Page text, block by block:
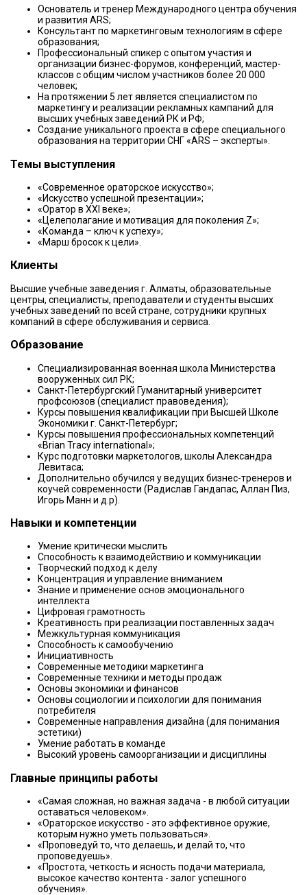
Основатель и тренер Международного центра обучения
и развития ARS;
Консультант по маркетинговым технологиям в сфере
образования;
Профессиональный спикер с опытом участия и
организации бизнес-форумов, конференций, мастер-
классов с общим числом участников более 20 000
человек;
На протяжении 5 лет является специалистом по
маркетингу и реализации рекламных кампаний для
высших учебных заведений РК и РФ;
Создание уникального проекта в сфере специального
образования на территории СНГ «ARS – эксперты».
Темы выступления
«Современное ораторское искусство»;
«Искусство успешной презентации»;
«Оратор в XXI веке»;
«Целеполагание и мотивация для поколения Z»;
«Команда – ключ к успеху»;
«Марш бросок к цели».
Клиенты
Высшие учебные заведения г. Алматы, образовательные
центры, специалисты, преподаватели и студенты высших
учебных заведений по всей стране, сотрудники крупных
компаний в сфере обслуживания и сервиса.
Образование
Специализированная военная школа Министерства
вооруженных сил РК;
Санкт-Петербургский Гуманитарный университет
профсоюзов (специалист правоведения);
Курсы повышения квалификации при Высшей Школе
Экономики г. Санкт-Петербург;
Курсы повышения профессиональных компетенций
«Brian Tracy international»;
Курс подготовки маркетологов, школы Александра
Левитаса;
Дополнительно обучился у ведущих бизнес-тренеров и
коучей современности (Радислав Гандапас, Аллан Пиз,
Игорь Манн и д.р).
Навыки и компетенции
Умение критически мыслить
Способность к взаимодействию и коммуникации
Творческий подход к делу
Концентрация и управление вниманием
Знание и применение основ эмоционального
интеллекта
Цифровая грамотность
Креативность при реализации поставленных задач
Межкультурная коммуникация
Способность к самообучению
Инициативность
Современные методики маркетинга
Современные техники и методы продаж
Основы экономики и финансов
Основы социологии и психологии для понимания
потребителя
Современные направления дизайна (для понимания
эстетики)
Умение работать в команде
Высокий уровень самоорганизации и дисциплины
Главные принципы работы
«Самая сложная, но важная задача - в любой ситуации
оставаться человеком».
«Ораторское искусство - это эффективное оружие,
которым нужно уметь пользоваться».
«Проповедуй то, что делаешь, и делай то, что
проповедуешь».
«Простота, четкость и ясность подачи материала,
высокое качество контента - залог успешного
обучения».